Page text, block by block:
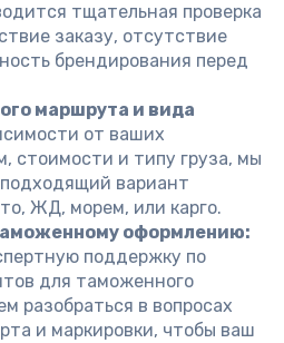
тщательная проверка
заказу, отсутствие
брендирования перед
маршрута и вида
от ваших
стоимости и типу груза, мы
вариант
ЖД, морем, или карго.
оформлению:
поддержку по
для таможенного
разобраться в вопросах
и маркировки, чтобы ваш